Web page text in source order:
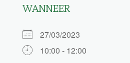
WANNEER
27/03/2023
10:00 - 12:00